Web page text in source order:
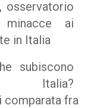
osservatorio
ai
in Italia
subiscono
Italia?
comparata fra